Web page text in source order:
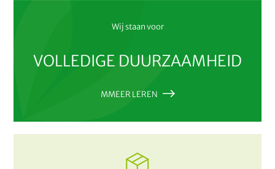
Wij staan voor
VOLLEDIGE DUURZAAMHEID
MMEER LEREN